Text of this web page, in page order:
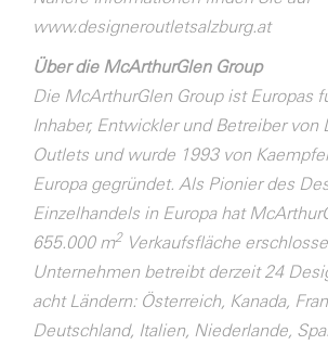
www.designeroutletsalzburg.at
Über die McArthurGlen Group
Die McArthurGlen Group ist Europas
Inhaber, Entwickler und Betreiber von
Outlets und wurde 1993 von
Europa gegründet. Als Pionier des
Einzelhandels in Europa hat
655.000 m2Verkaufsfläche
Unternehmen betreibt derzeit 24
acht Ländern: Österreich, Kanada,
Deutschland, Italien, Niederlande,